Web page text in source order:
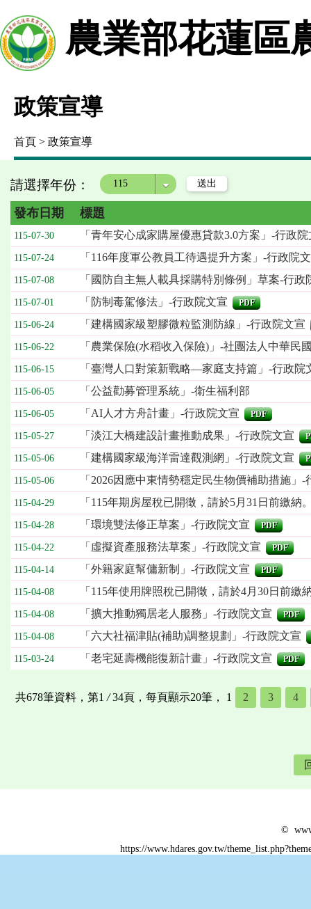
農業部花蓮區
政策宣導
首頁 > 政策宣導
請選擇年份：
年度
發布日期 標題
115-07-30 「青年安心成家購屋優惠貸款3.0方案」-行政
115-07-24 「116年度軍公教員工待遇提升方案」-行政院
115-07-08 「國防自主無人載具採購特別條例」草案-行政
115-07-01 「防制毒駕修法」-行政院文宣 PDF
115-06-24 「建構國家級塑膠微粒監測防線」-行政院文宣
115-06-22 「農業保險(水稻收入保險)」-社團法人中華民
115-06-15 「臺灣人口對策新戰略—家庭支持篇」-行政院
115-06-05 「公益勸募管理系統」-衛生福利部
115-06-05 「AI人才方舟計畫」-行政院文宣 PDF
115-05-27 「淡江大橋建設計畫推動成果」-行政院文宣
115-05-06 「建構國家級海洋雷達觀測網」-行政院文宣
115-05-06 「2026因應中東情勢穩定民生物價補助措施」-
115-04-29 「115年期房屋稅已開徵，請於5月31日前繳納
115-04-28 「環境雙法修正草案」-行政院文宣 PDF
115-04-22 「虛擬資產服務法草案」-行政院文宣 PDF
115-04-14 「外籍家庭幫傭新制」-行政院文宣 PDF
115-04-08 「115年使用牌照稅已開徵，請於4月30日前繳
115-04-08 「擴大推動獨居老人服務」-行政院文宣 PDF
115-04-08 「六大社福津貼(補助)調整規劃」-行政院文宣
115-03-24 「老宅延壽機能復新計畫」-行政院文宣 PDF
共678筆資料，第1 /34頁，每頁顯示20筆， 1 2 3 4
©
https://www.hdares.gov.tw/